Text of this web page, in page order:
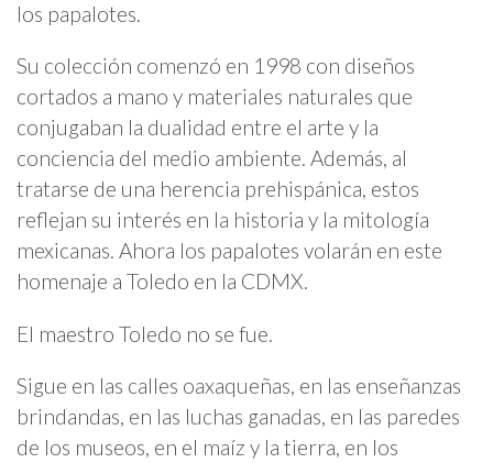
los papalotes.
Su colección comenzó en 1998 con diseños
cortados a mano y materiales naturales que
conjugaban la dualidad entre el arte y la
conciencia del medio ambiente. Además, al
tratarse de una herencia prehispánica, estos
reflejan su interés en la historia y la mitología
mexicanas. Ahora los papalotes volarán en este
homenaje a Toledo en la CDMX.
El maestro Toledo no se fue.
Sigue en las calles oaxaqueñas, en las enseñanzas
brindandas, en las luchas ganadas, en las paredes
de los museos, en el maíz y la tierra, en los